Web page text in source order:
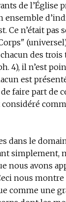
de l’Église
Ce n’était
des
4), il n’est
est
faire part de
considéré
dans le
simplement,
nous avons
nous montre
comme une